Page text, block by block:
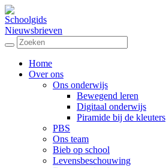
Schoolgids
Nieuwsbrieven
Home
Over ons
Ons onderwijs
Bewegend leren
Digitaal onderwijs
Piramide bij de kleuters
PBS
Ons team
Bieb op school
Levensbeschouwing